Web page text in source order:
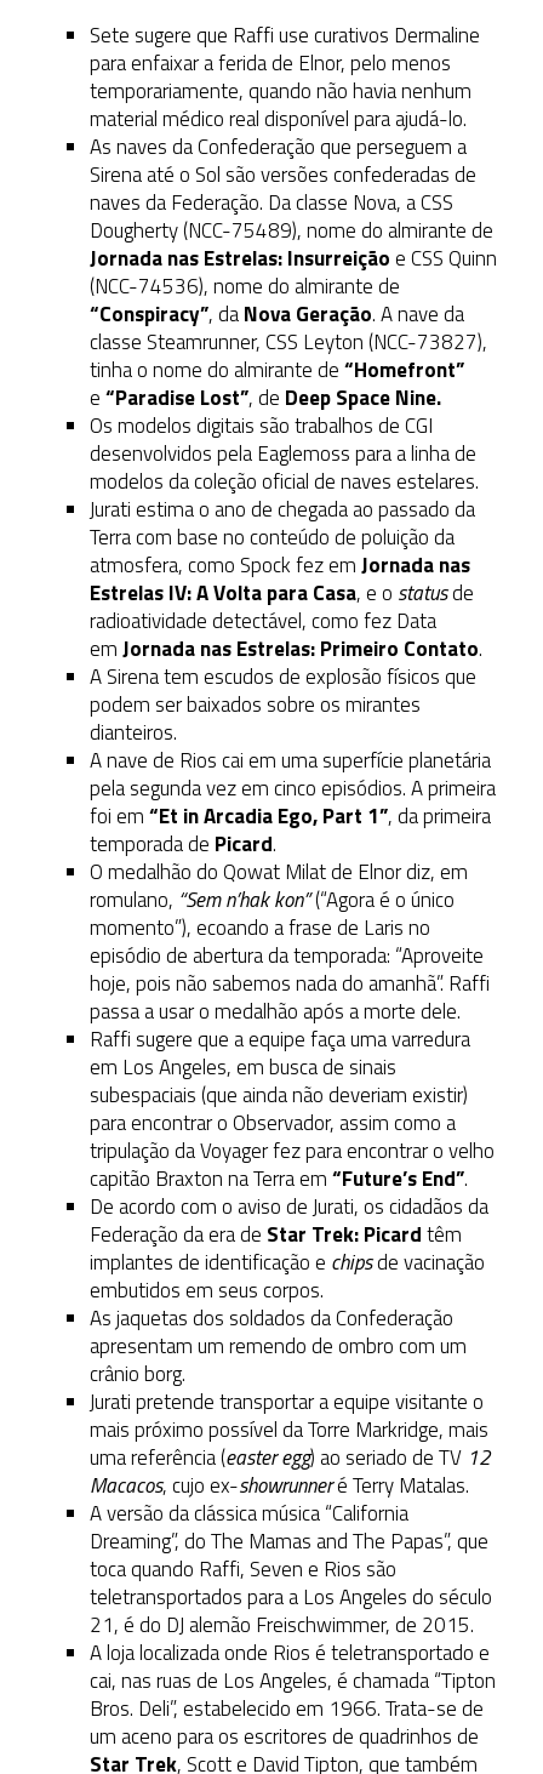
Sete sugere que Raffi use curativos Dermaline
para enfaixar a ferida de Elnor, pelo menos
temporariamente, quando não havia nenhum
material médico real disponível para ajudá-lo.
As naves da Confederação que perseguem a
Sirena até o Sol são versões confederadas de
naves da Federação. Da classe Nova, a CSS
Dougherty (NCC-75489), nome do almirante de
Jornada nas Estrelas: Insurreiçãoe CSS Quinn
(NCC-74536), nome do almirante de
“Conspiracy”, daNova Geração. A nave da
classe Steamrunner, CSS Leyton (NCC-73827),
tinha o nome do almirante de“Homefront”
e“Paradise Lost”, de Deep Space Nine.
Os modelos digitais são trabalhos de CGI
desenvolvidos pela Eaglemoss para a linha de
modelos da coleção oficial de naves estelares.
Jurati estima o ano de chegada ao passado da
Terra com base no conteúdo de poluição da
atmosfera, como Spock fez emJornada nas
Estrelas IV: A Volta para Casa, e o statusde
radioatividade detectável, como fez Data
emJornada nas Estrelas: Primeiro Contato.
A Sirena tem escudos de explosão físicos que
podem ser baixados sobre os mirantes
dianteiros.
A nave de Rios cai em uma superfície planetária
pela segunda vez em cinco episódios. A primeira
foi em“Et in Arcadia Ego, Part 1”, da primeira
temporada de Picard.
O medalhão do Qowat Milat de Elnor diz, em
romulano, “Sem n’hak kon”(“Agora é o único
momento”), ecoando a frase de Laris no
episódio de abertura da temporada: “Aproveite
hoje, pois não sabemos nada do amanhã”. Raffi
passa a usar o medalhão após a morte dele.
Raffi sugere que a equipe faça uma varredura
em Los Angeles, em busca de sinais
subespaciais (que ainda não deveriam existir)
para encontrar o Observador, assim como a
tripulação da Voyager fez para encontrar o velho
capitão Braxton na Terra em“Future’s End”.
De acordo com o aviso de Jurati, os cidadãos da
Federação da era de Star Trek: Picardtêm
implantes de identificação e chipsde vacinação
embutidos em seus corpos.
As jaquetas dos soldados da Confederação
apresentam um remendo de ombro com um
crânio borg.
Jurati pretende transportar a equipe visitante o
mais próximo possível da Torre Markridge, mais
uma referência (easter egg) ao seriado de TV 12
Macacos, cujo ex-showrunneré Terry Matalas.
A versão da clássica música “California
Dreaming”, do The Mamas and The Papas”, que
toca quando Raffi, Seven e Rios são
teletransportados para a Los Angeles do século
21, é do DJ alemão Freischwimmer, de 2015.
A loja localizada onde Rios é teletransportado e
cai, nas ruas de Los Angeles, é chamada “Tipton
Bros. Deli”, estabelecido em 1966. Trata-se de
um aceno para os escritores de quadrinhos de
Star Trek, Scott e David Tipton, que também